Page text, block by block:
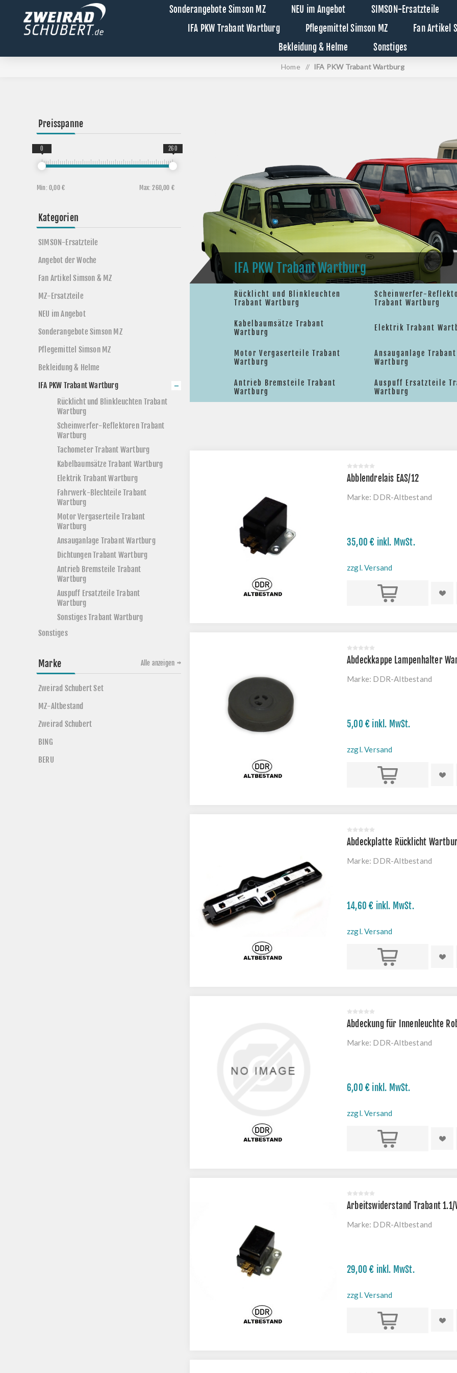
Sonderangebote Simson MZ NEU im Angebot SIMSON-Ersatzteile
IFA PKW Trabant Wartburg
Pflegemittel Simson MZ
Fan Artikel
Bekleidung & Helme
Sonstiges
Home / IFA PKW Trabant Wartburg
IFA PKW Trabant Wartburg
Rücklicht und Blinkleuchten
Trabant Wartburg
Scheinwerfer-
Trabant Wartburg
Kabelbaumsätze Trabant
Wartburg
Elektrik Trabant
Motor Vergaserteile Trabant
Wartburg
Ansauganlage Trabant
Wartburg
Antrieb Bremsteile Trabant
Wartburg
Auspuff Ersatzteile
Wartburg
Abblendrelais EAS/12
Marke: DDR-Altbestand
35,00 € inkl. MwSt.
zzgl. Versand
Kaufen
Abdeckkappe Lampenhalter
Marke: DDR-Altbestand
5,00 € inkl. MwSt.
zzgl. Versand
Kaufen
Abdeckplatte Rücklicht
Marke: DDR-Altbestand
14,60 € inkl. MwSt.
zzgl. Versand
Kaufen
Abdeckung für Innenleuchte
Marke: DDR-Altbestand
6,00 € inkl. MwSt.
zzgl. Versand
Kaufen
Arbeitswiderstand Trabant
Marke: DDR-Altbestand
29,00 € inkl. MwSt.
zzgl. Versand
Kaufen
Preisspanne
Min: 0,00 € Max: 260,00 €
0 260
Kategorien
SIMSON-Ersatzteile
Angebot der Woche
Fan Artikel Simson & MZ
MZ-Ersatzteile
NEU im Angebot
Sonderangebote Simson MZ
Pflegemittel Simson MZ
Bekleidung & Helme
IFA PKW Trabant Wartburg
Rücklicht und Blinkleuchten Trabant
Wartburg
Scheinwerfer-Reflektoren Trabant
Wartburg
Tachometer Trabant Wartburg
Kabelbaumsätze Trabant Wartburg
Elektrik Trabant Wartburg
Fahrwerk-Blechteile Trabant
Wartburg
Motor Vergaserteile Trabant
Wartburg
Ansauganlage Trabant Wartburg
Dichtungen Trabant Wartburg
Antrieb Bremsteile Trabant
Wartburg
Auspuff Ersatzteile Trabant
Wartburg
Sonstiges Trabant Wartburg
Sonstiges
Marke
Zweirad Schubert Set
MZ-Altbestand
Zweirad Schubert
BING
BERU
Alle anzeigen